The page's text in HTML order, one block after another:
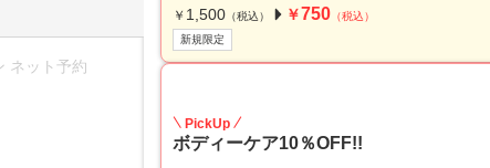
￥ 1,500 （税込） ￥750 （税込）
新規限定
PickUp
ボディーケア10％OFF!!
ネット予約